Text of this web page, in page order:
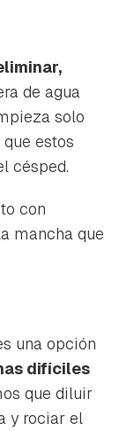
de agua
solo
estos
césped.
con
mancha que
una opción
difíciles
que diluir
y rociar el